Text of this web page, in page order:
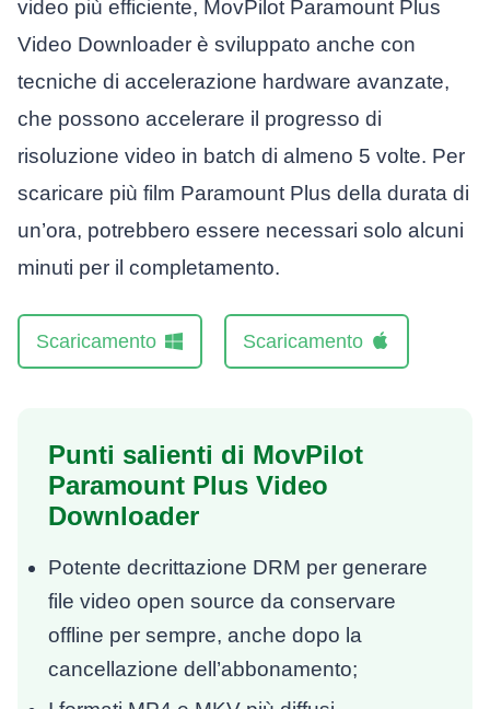
video più efficiente, MovPilot Paramount Plus
Video Downloader è sviluppato anche con
tecniche di accelerazione hardware avanzate,
che possono accelerare il progresso di
risoluzione video in batch di almeno 5 volte. Per
scaricare più film Paramount Plus della durata di
un’ora, potrebbero essere necessari solo alcuni
minuti per il completamento.
Scaricamento Scaricamento
Punti salienti di MovPilot
Paramount Plus Video
Downloader
Potente decrittazione DRM per generare
file video open source da conservare
offline per sempre, anche dopo la
cancellazione dell’abbonamento;